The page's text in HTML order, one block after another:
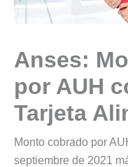
Anses:
por AUH
Tarjeta
Monto cobrado por
septiembre de 2021